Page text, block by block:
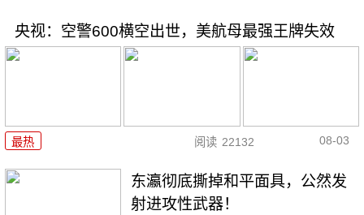
央视：空警600横空出世，美航母最强王牌失效
最热 阅读 22132 08-03
东瀛彻底撕掉和平面具，公然发
射进攻性武器！